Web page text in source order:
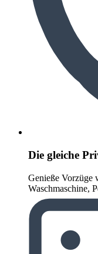
Die gleiche
Genieße Vorzüge
Waschmaschine,